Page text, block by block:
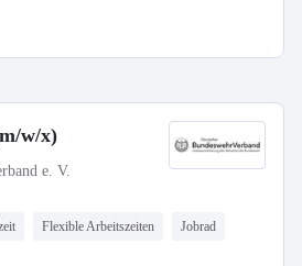
w/x)
e. V.
Flexible Arbeitszeiten Jobrad